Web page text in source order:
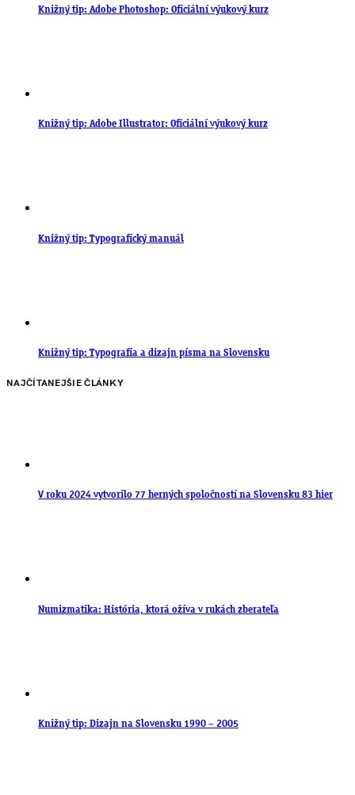
Knižný tip: Adobe Photoshop: Oficiální výukový kurz
Knižný tip: Adobe Illustrator: Oficiální výukový kurz
Knižný tip: Typografický manuál
Knižný tip: Typografia a dizajn písma na Slovensku
NAJČÍTANEJŠIE ČLÁNKY
V roku 2024 vytvorilo 77 herných spoločností na Slovensku 83 hier
Numizmatika: História, ktorá ožíva v rukách zberateľa
Knižný tip: Dizajn na Slovensku 1990 – 2005